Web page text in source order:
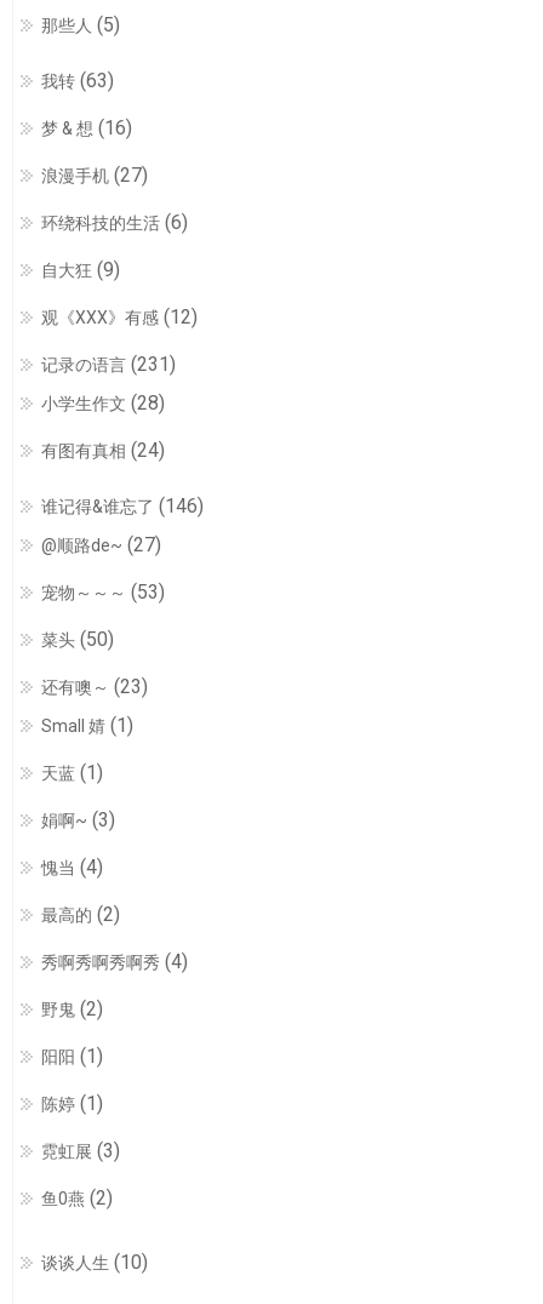
那些人 (5)
我转 (63)
梦 & 想 (16)
浪漫手机 (27)
环绕科技的生活 (6)
自大狂 (9)
观《XXX》有感 (12)
记录の语言 (231)
小学生作文 (28)
有图有真相 (24)
谁记得&谁忘了 (146)
@顺路de~ (27)
宠物～～～ (53)
菜头 (50)
还有噢～ (23)
Small 婧 (1)
天蓝 (1)
娟啊~ (3)
愧当 (4)
最高的 (2)
秀啊秀啊秀啊秀 (4)
野鬼 (2)
阳阳 (1)
陈婷 (1)
霓虹展 (3)
鱼0燕 (2)
谈谈人生 (10)